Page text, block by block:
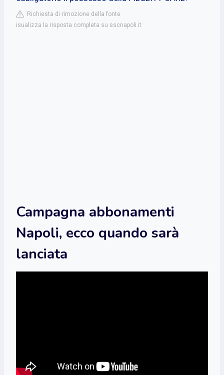
Richiesta di rimozione della fonte
isualizza la risposta completa su sscnapoli.it
Campagna abbonamenti
Napoli, ecco quando sarà
lanciata